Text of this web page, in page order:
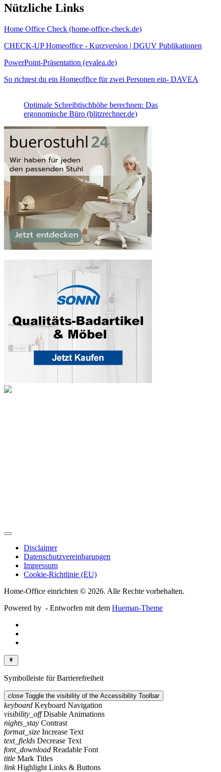
Nützliche Links
Home Office Check (home-office-check.de)
CHECK-UP Homeoffice - Kurzversion | DGUV Publikationen
PowerPoint-Präsentation (evalea.de)
So richtest du ein Homeoffice für zwei Personen ein- DAVEA
Optimale Schreibtischhöhe berechnen: Das
ergonomische Büro (blitzrechner.de)
Disclaimer
Datenschutzvereinbarungen
Impressum
Cookie-Richtlinie (EU)
Home-Office einrichten © 2026. Alle Rechte vorbehalten.
Powered by - Entworfen mit dem Hueman-Theme
Symbolleiste für Barrierefreiheit
close Toggle the visibility of the Accessibility Toolbar
keyboard Keyboard Navigation
visibility_off Disable Animations
nights_stay Contrast
format_size Increase Text
text_fields Decrease Text
font_download Readable Font
title Mark Titles
link Highlight Links & Buttons